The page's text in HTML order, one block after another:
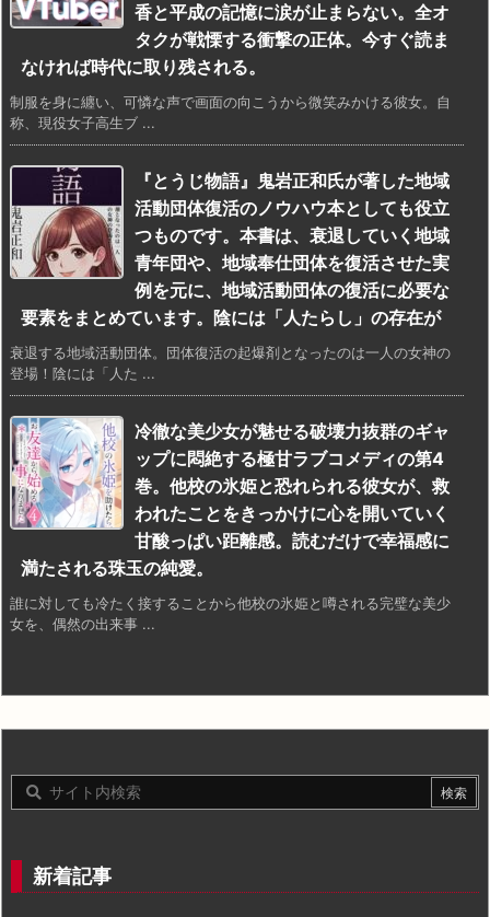
香と平成の記憶に涙が止まらない。全オ
タクが戦慄する衝撃の正体。今すぐ読ま
なければ時代に取り残される。
制服を身に纏い、可憐な声で画面の向こうから微笑みかける彼女。自
称、現役女子高生ブ ...
『とうじ物語』鬼岩正和氏が著した地域
活動団体復活のノウハウ本としても役立
つものです。本書は、衰退していく地域
青年団や、地域奉仕団体を復活させた実
例を元に、地域活動団体の復活に必要な
要素をまとめています。陰には「人たらし」の存在が
衰退する地域活動団体。団体復活の起爆剤となったのは一人の女神の
登場！陰には「人た ...
冷徹な美少女が魅せる破壊力抜群のギャ
ップに悶絶する極甘ラブコメディの第4
巻。他校の氷姫と恐れられる彼女が、救
われたことをきっかけに心を開いていく
甘酸っぱい距離感。読むだけで幸福感に
満たされる珠玉の純愛。
誰に対しても冷たく接することから他校の氷姫と噂される完璧な美少
女を、偶然の出来事 ...
新着記事